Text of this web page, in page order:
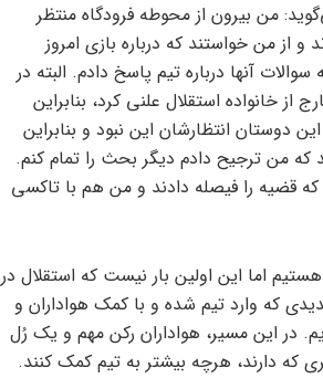
من بیرون از محوطه فرودگاه منتظر
از من خواستند که درباره بازی امروز
آنها درباره تیم پاسخ دادم. البته در
خانواده استقلال علنی کرد، بنابراین
دوستان انتظارشان این نبود و بنابراین
من ترجیح دادم دیگر بحث را تمام کنم.
قضیه را فیصله دادند و من هم با تاکسی
اما این اولین بار نیست که استقلال در
که وارد تیم شده و با کمک هواداران و
در این مسیر، هواداران رکن مهم و یک رُل
که دارند، هرچه بیشتر به تیم کمک کنند.